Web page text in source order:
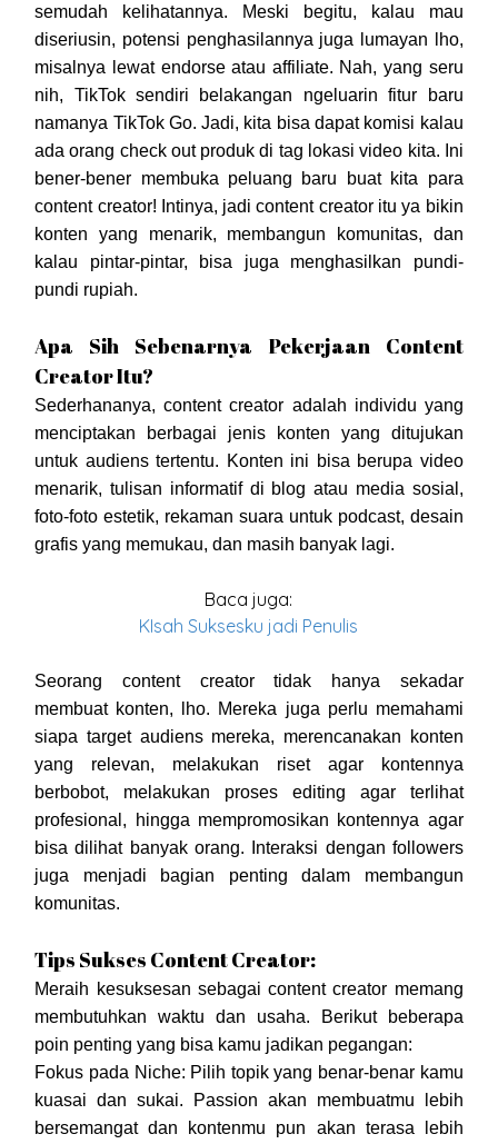
semudah kelihatannya. Meski begitu, kalau mau
diseriusin, potensi penghasilannya juga lumayan lho,
misalnya lewat endorse atau affiliate. Nah, yang seru
nih, TikTok sendiri belakangan ngeluarin fitur baru
namanya TikTok Go. Jadi, kita bisa dapat komisi kalau
ada orang check out produk di tag lokasi video kita. Ini
bener-bener membuka peluang baru buat kita para
content creator! Intinya, jadi content creator itu ya bikin
konten yang menarik, membangun komunitas, dan
kalau pintar-pintar, bisa juga menghasilkan pundi-
pundi rupiah.
Apa Sih Sebenarnya Pekerjaan Content
Creator Itu?
Sederhananya, content creator adalah individu yang
menciptakan berbagai jenis konten yang ditujukan
untuk audiens tertentu. Konten ini bisa berupa video
menarik, tulisan informatif di blog atau media sosial,
foto-foto estetik, rekaman suara untuk podcast, desain
grafis yang memukau, dan masih banyak lagi.
Baca juga:
KIsah Suksesku jadi Penulis
Seorang content creator tidak hanya sekadar
membuat konten, lho. Mereka juga perlu memahami
siapa target audiens mereka, merencanakan konten
yang relevan, melakukan riset agar kontennya
berbobot, melakukan proses editing agar terlihat
profesional, hingga mempromosikan kontennya agar
bisa dilihat banyak orang. Interaksi dengan followers
juga menjadi bagian penting dalam membangun
komunitas.
Tips Sukses Content Creator:
Meraih kesuksesan sebagai content creator memang
membutuhkan waktu dan usaha. Berikut beberapa
poin penting yang bisa kamu jadikan pegangan:
Fokus pada Niche: Pilih topik yang benar-benar kamu
kuasai dan sukai. Passion akan membuatmu lebih
bersemangat dan kontenmu pun akan terasa lebih